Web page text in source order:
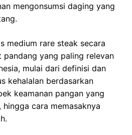
mengonsumsi daging yang
medium rare steak secara
pandang yang paling relevan
mulai dari definisi dan
kehalalan berdasarkan
keamanan pangan yang
cara memasaknya